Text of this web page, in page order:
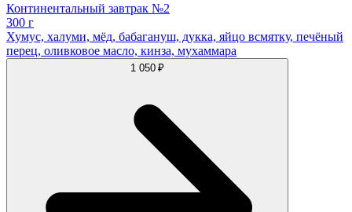
Континентальный завтрак №2
300 г
Хумус, халуми, мёд, бабагануш, дукка, яйцо всмятку, печёный
перец, оливковое масло, кинза, мухаммара
1 050 ₽